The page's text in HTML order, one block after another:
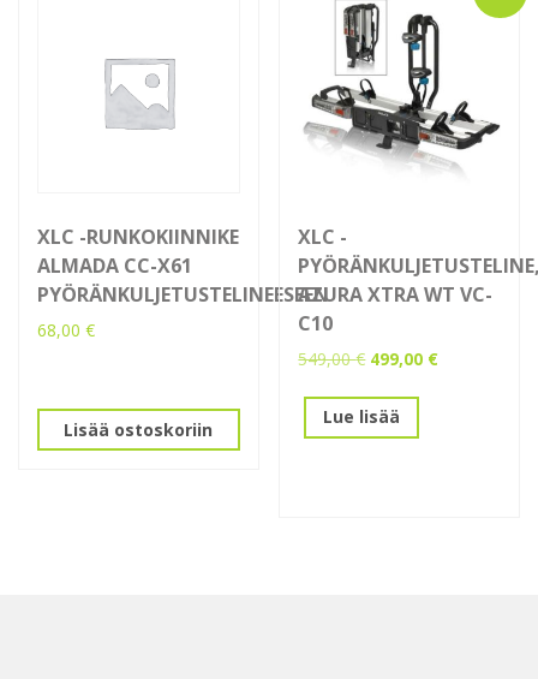
XLC -RUNKOKIINNIKE
ALMADA CC-X61
PYÖRÄNKULJETUSTELINEESEEN
68,00 €
Lisää ostoskoriin
XLC -
AZURA XTRA WT VC-
C10
549,00€ Alkuperäinen
oli:
549,00 €.
499,00 €Nykyinen
Lue lisää